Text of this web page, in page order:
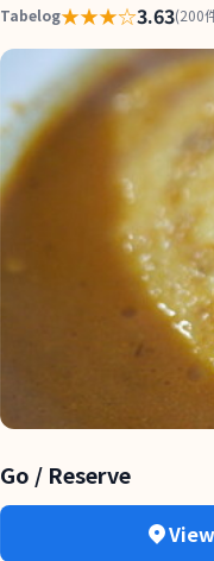
Tabelog★★★☆3.63(200
Go / Reserve